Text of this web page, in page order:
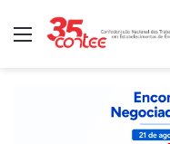
Menu